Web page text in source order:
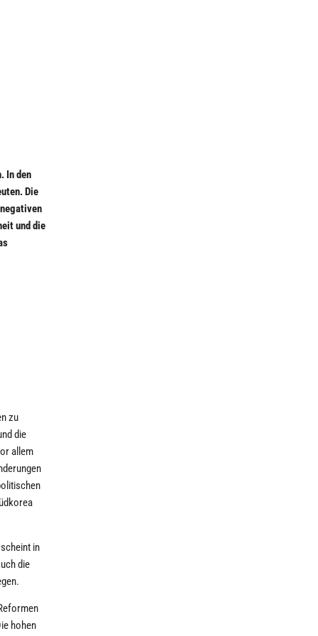
In den
Die
und die
zu
die
allem
in
die
hohen